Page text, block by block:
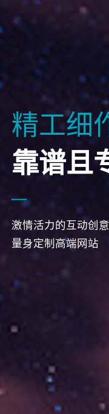
精工细
靠谱且
激情活力的互动创
量身定制高端网站